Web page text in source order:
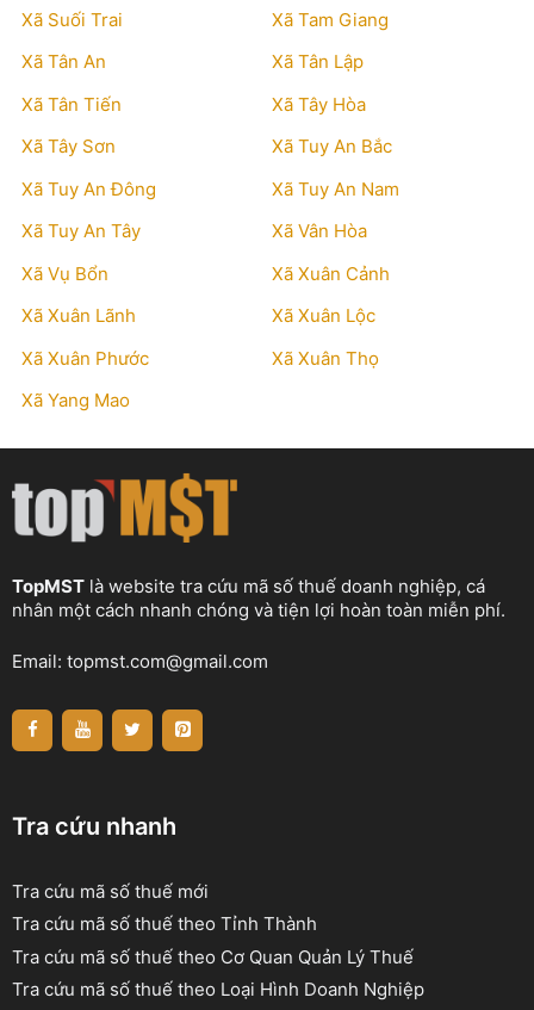
Xã Suối Trai
Xã Tam Giang
Xã Tân An
Xã Tân Lập
Xã Tân Tiến
Xã Tây Hòa
Xã Tây Sơn
Xã Tuy An Bắc
Xã Tuy An Đông
Xã Tuy An Nam
Xã Tuy An Tây
Xã Vân Hòa
Xã Vụ Bổn
Xã Xuân Cảnh
Xã Xuân Lãnh
Xã Xuân Lộc
Xã Xuân Phước
Xã Xuân Thọ
Xã Yang Mao
TopMST là website tra cứu mã số thuế doanh nghiệp, cá
nhân một cách nhanh chóng và tiện lợi hoàn toàn miễn phí.
Email: topmst.com@gmail.com
Tra cứu nhanh
Tra cứu mã số thuế mới
Tra cứu mã số thuế theo Tỉnh Thành
Tra cứu mã số thuế theo Cơ Quan Quản Lý Thuế
Tra cứu mã số thuế theo Loại Hình Doanh Nghiệp